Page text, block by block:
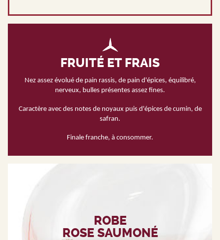
FRUITÉ ET FRAIS
Nez assez évolué de pain rassis, de pain d'épices, équilibré,
nerveux, bulles présentes assez fines.
Caractère avec des notes de noyaux puis d'épices de cumin, de
safran.
Finale franche, à consommer.
ROBE
ROSE SAUMONÉ